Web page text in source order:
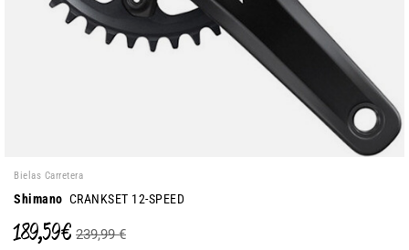
Bielas Carretera
Shimano CRANKSET 12-SPEED
189,59 € 239,99 €